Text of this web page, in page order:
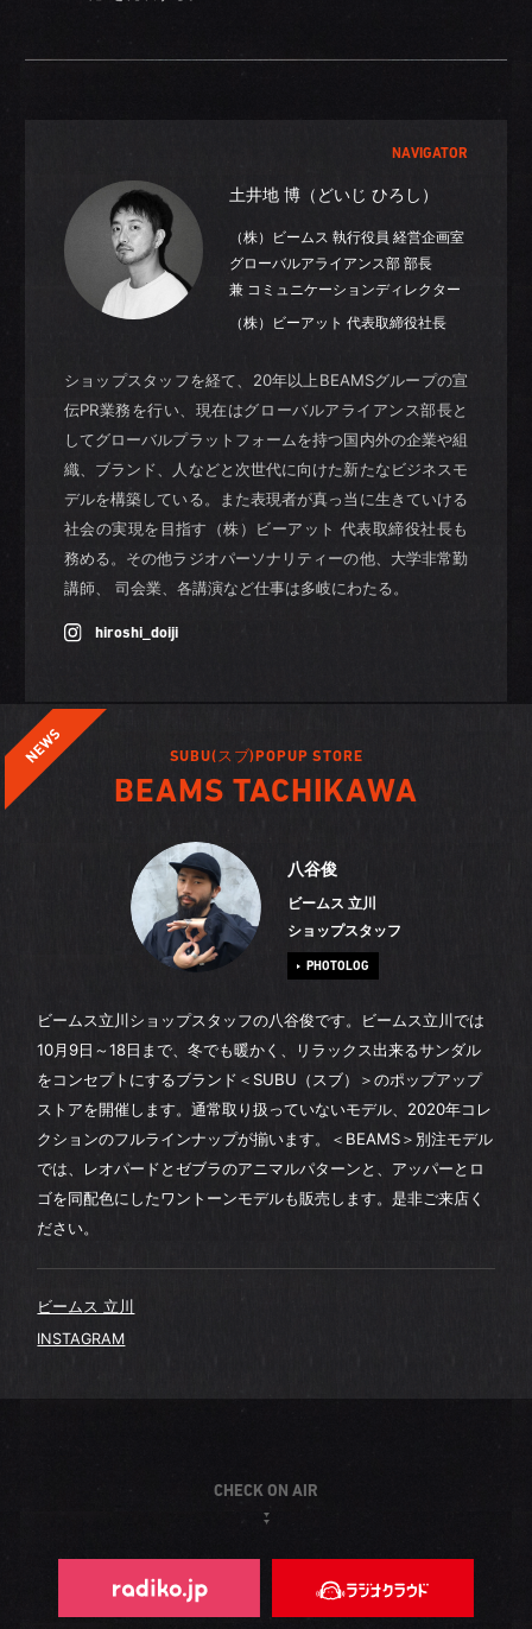
NAVIGATOR
土井地 博（どいじ ひろし）
（株）ビームス 執行役員 経営企画室
グローバルアライアンス部 部長
兼 コミュニケーションディレクター
（株）ビーアット 代表取締役社長
ショップスタッフを経て、20年以上BEAMSグループの宣
伝PR業務を行い、現在はグローバルアライアンス部長と
してグローバルプラットフォームを持つ国内外の企業や組
織、ブランド、人などと次世代に向けた新たなビジネスモ
デルを構築している。また表現者が真っ当に生きていける
社会の実現を目指す（株）ビーアット 代表取締役社長も
務める。その他ラジオパーソナリティーの他、大学非常勤
講師、 司会業、各講演など仕事は多岐にわたる。
hiroshi_doiji
SUBU(スブ)POPUP STORE
BEAMS TACHIKAWA
八谷俊
ビームス 立川
ショップスタッフ
PHOTOLOG
ビームス立川ショップスタッフの八谷俊です。ビームス立川では
10月9日～18日まで、冬でも暖かく、リラックス出来るサンダル
をコンセプトにするブランド＜SUBU（スブ）＞のポップアップ
ストアを開催します。通常取り扱っていないモデル、2020年コレ
クションのフルラインナップが揃います。＜BEAMS＞別注モデル
では、レオパードとゼブラのアニマルパターンと、アッパーとロ
ゴを同配色にしたワントーンモデルも販売します。是非ご来店く
ださい。
ビームス 立川
INSTAGRAM
CHECK ON AIR